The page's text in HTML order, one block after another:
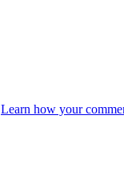
Learn how your